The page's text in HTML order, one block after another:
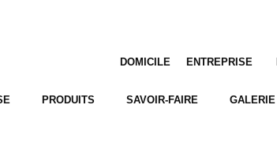
DOMICILE ENTREPRISE
PRODUITS SAVOIR-FAIRE GALERIE